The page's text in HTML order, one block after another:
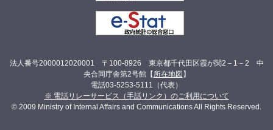
法人番号2000012020001 〒100-8926 東京都千代田区霞が関2－1－2 中
央合同庁舎第2号館【 所在地図 】
電話03-5253-5111（代表）
※ 電話リレーサービス（手話リンク）のご利用について
© 2009 Ministry of Internal Affairs and Communications All Rights Reserved.